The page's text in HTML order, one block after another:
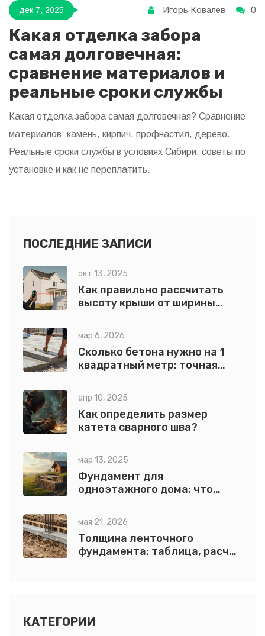
дек 7, 2025 Игорь Ковалев 0
Какая отделка забора
самая долговечная:
сравнение материалов и
реальные сроки службы
Какая отделка забора самая долговечная? Сравнение
материалов: камень, кирпич, профнастил, дерево.
Реальные сроки службы в условиях Сибири, советы по
установке и как не переплатить.
ПОСЛЕДНИЕ ЗАПИСИ
окт 13, 2025
Как правильно рассчитать
высоту крыши от ширины
мар 6, 2026
Сколько бетона нужно на 1
квадратный метр: точная
апр 10, 2025
Как определить размер
катета сварного шва?
мар 13, 2025
Фундамент для
одноэтажного дома: что
мая 21, 2026
Толщина ленточного
фундамента: таблица, расчет
КАТЕГОРИИ